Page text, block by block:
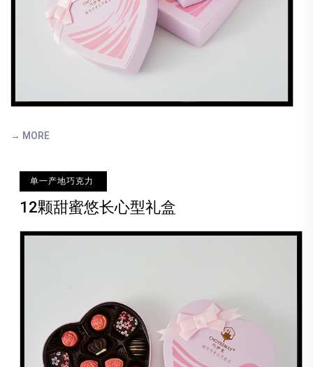
→ MORE
单一产地巧克力
12颗甜蜜悠长心型礼盒